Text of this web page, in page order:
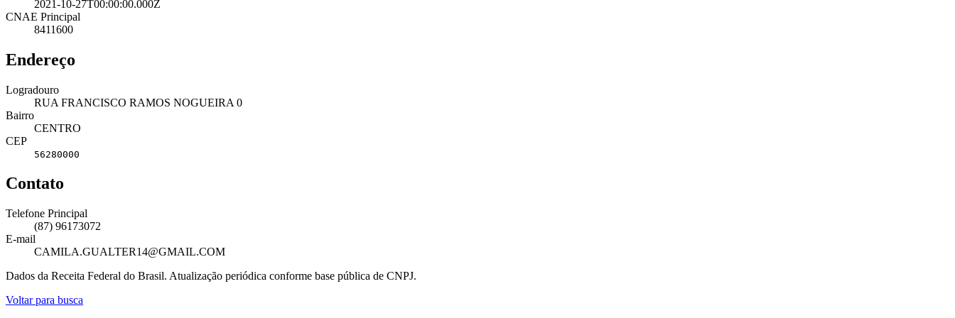
2021-10-27T00:00:00.000Z
CNAE Principal
8411600
Endereço
Logradouro
RUA FRANCISCO RAMOS NOGUEIRA 0
Bairro
CENTRO
CEP
56280000
Contato
Telefone Principal
(87) 96173072
E-mail
CAMILA.GUALTER14@GMAIL.COM
Dados da Receita Federal do Brasil. Atualização periódica conforme base pública de CNPJ.
Voltar para busca